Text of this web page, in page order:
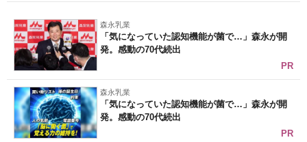
森永乳業
「気になっていた認知機能が菌で…」森永が開
発。感動の70代続出
PR
森永乳業
「気になっていた認知機能が菌で…」森永が開
発。感動の70代続出
PR